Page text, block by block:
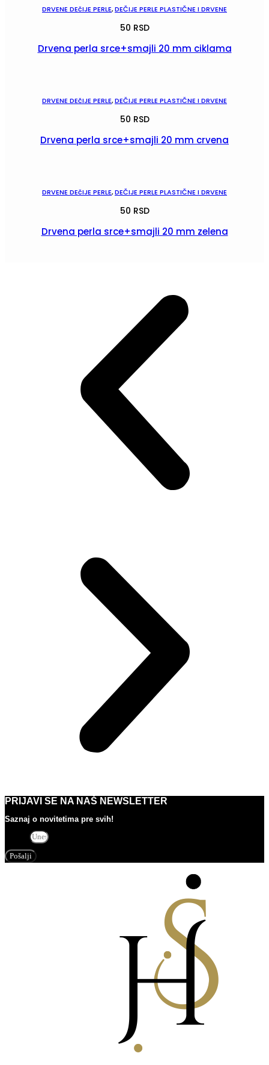
DRVENE DEčIJE PERLE,DEČIJE PERLE PLASTIČNE I DRVENE
50 RSD
Drvena perla srce+smajli 20 mm ciklama
DRVENE DEčIJE PERLE,DEČIJE PERLE PLASTIČNE I DRVENE
50 RSD
Drvena perla srce+smajli 20 mm crvena
DRVENE DEčIJE PERLE,DEČIJE PERLE PLASTIČNE I DRVENE
50 RSD
Drvena perla srce+smajli 20 mm zelena
PRIJAVI SE NA NAŠ NEWSLETTER
Saznaj o novitetima pre svih!
Pošalji